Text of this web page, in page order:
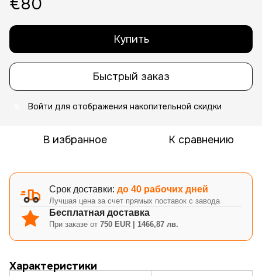
Купить
Быстрый заказ
Войти для отображения накопительной скидки
В избранное К сравнению
Срок доставки: до 40 рабочих дней
Лучшая цена за счет прямых поставок с завода
Бесплатная доставка
При заказе от 750 EUR | 1466,87 лв.
Характеристики